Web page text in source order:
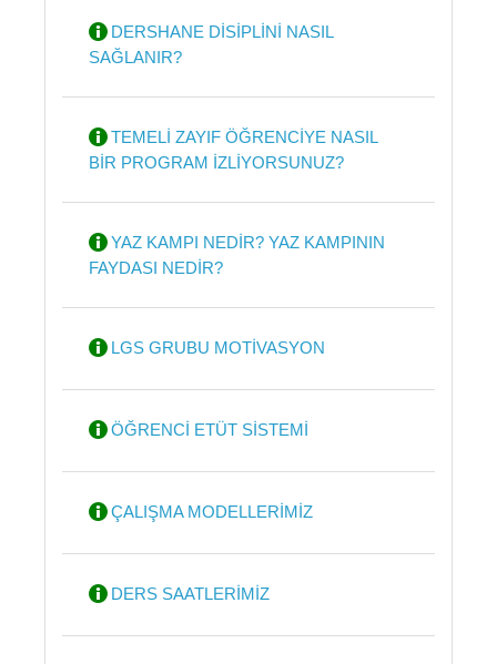
DERSHANE DİSİPLİNİ NASIL
SAĞLANIR?
TEMELİ ZAYIF ÖĞRENCİYE NASIL
BİR PROGRAM İZLİYORSUNUZ?
YAZ KAMPI NEDİR? YAZ KAMPININ
FAYDASI NEDİR?
LGS GRUBU MOTİVASYON
ÖĞRENCİ ETÜT SİSTEMİ
ÇALIŞMA MODELLERİMİZ
DERS SAATLERİMİZ